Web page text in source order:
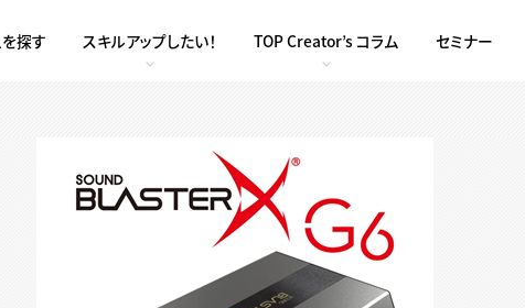
探す スキルアップしたい！ TOP Creator’s コラム セミナー